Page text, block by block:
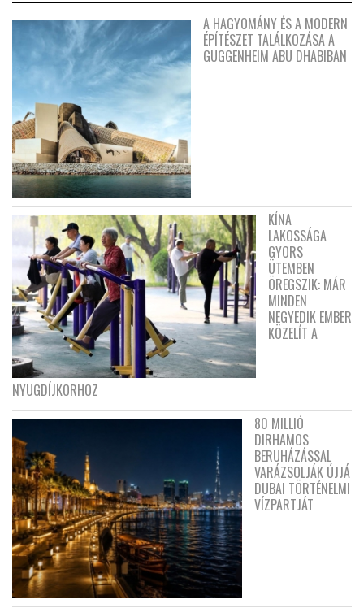
A HAGYOMÁNY ÉS A MODERN
ÉPÍTÉSZET TALÁLKOZÁSA A
GUGGENHEIM ABU DHABIBAN
KÍNA
LAKOSSÁGA
GYORS
ÜTEMBEN
ÖREGSZIK: MÁR
MINDEN
NEGYEDIK EMBER
KÖZELÍT A
NYUGDÍJKORHOZ
80 MILLIÓ
DIRHAMOS
BERUHÁZÁSSAL
VARÁZSOLJÁK ÚJJÁ
DUBAI TÖRTÉNELMI
VÍZPARTJÁT